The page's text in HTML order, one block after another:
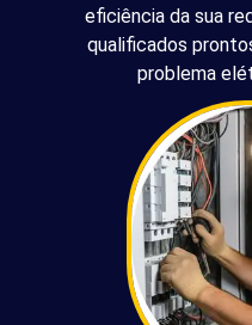
eficiência da sua
qualificados
problema